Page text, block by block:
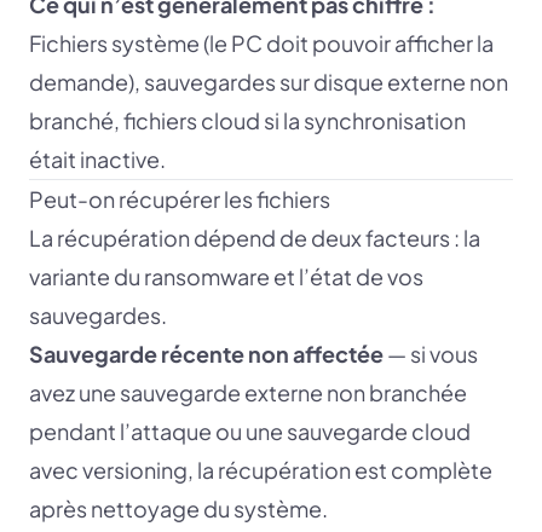
Fichiers système (le PC doit pouvoir afficher la
demande), sauvegardes sur disque externe non
branché, fichiers cloud si la synchronisation
était inactive.
Peut-on récupérer les fichiers
La récupération dépend de deux facteurs : la
variante du ransomware et l’état de vos
sauvegardes.
Sauvegarde récente non affectée— si vous
avez une sauvegarde externe non branchée
pendant l’attaque ou une sauvegarde cloud
avec versioning, la récupération est complète
après nettoyage du système.